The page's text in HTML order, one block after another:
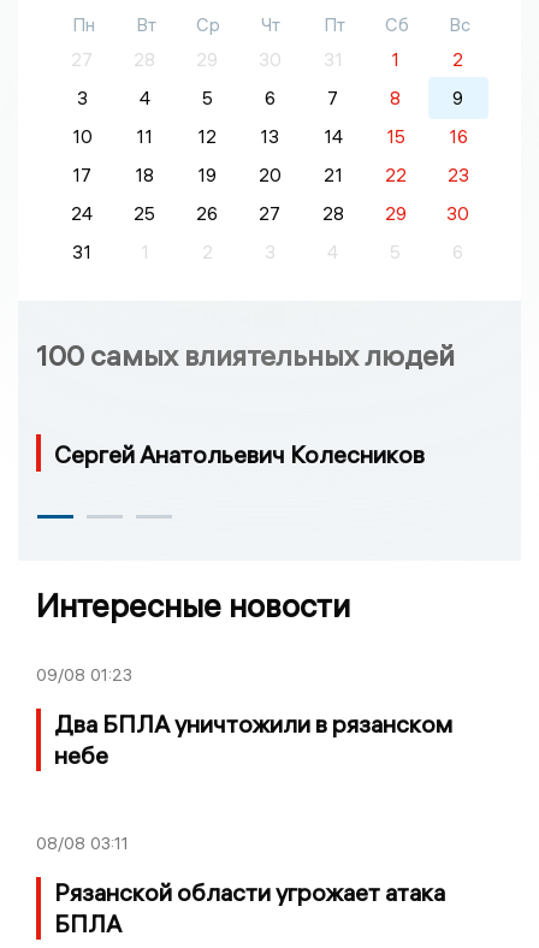
Пн Вт Ср Чт Пт Сб
Вс
27
28 29 30 31 1
2
3
4 5 6 7 8
9
10
11 12 13 14 15
16
17
18 19 20 21 22
23
24
25 26 27 28 29
30
31
1 2 3 4 5 6
100 самых влиятельных людей
Сергей Анатольевич Колесников
Интересные новости
09/08 01:23
Два БПЛА уничтожили в рязанском
небе
08/08 03:11
Рязанской области угрожает атака
БПЛА